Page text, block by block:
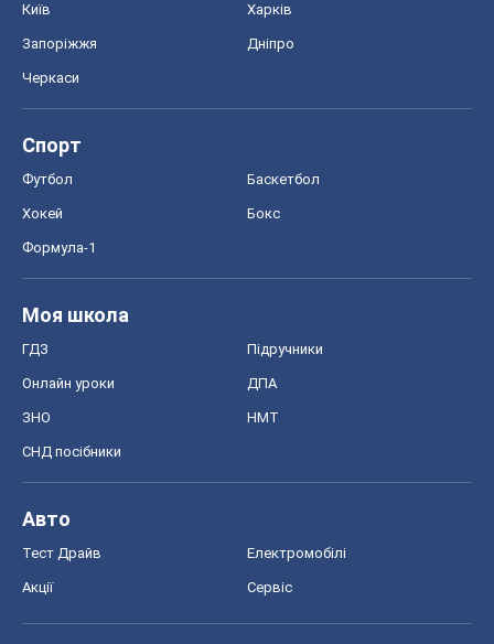
Київ Харків
Запоріжжя Дніпро
Черкаси
Спорт
Футбол Баскетбол
Хокей Бокс
Формула-1
Моя школа
ГДЗ Підручники
Онлайн уроки ДПА
ЗНО НМТ
СНД посібники
Авто
Тест Драйв Електромобілі
Акції Сервіс